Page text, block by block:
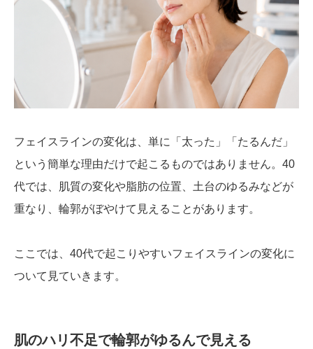
フェイスラインの変化は、単に「太った」「たるんだ」
という簡単な理由だけで起こるものではありません。40
代では、肌質の変化や脂肪の位置、土台のゆるみなどが
重なり、輪郭がぼやけて見えることがあります。
ここでは、40代で起こりやすいフェイスラインの変化に
ついて見ていきます。
肌のハリ不足で輪郭がゆるんで見える